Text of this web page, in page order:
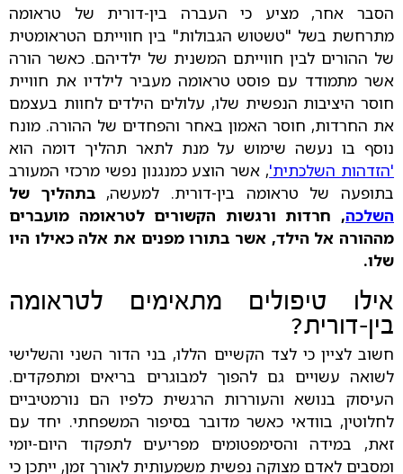
הסבר אחר, מציע כי העברה בין-דורית של טראומה
מתרחשת בשל "טשטוש הגבולות" בין חווייתם הטראומטית
של ההורים לבין חווייתם המשנית של ילדיהם. כאשר הורה
אשר מתמודד עם פוסט טראומה מעביר לילדיו את חוויית
חוסר היציבות הנפשית שלו, עלולים הילדים לחוות בעצמם
את החרדות, חוסר האמון באחר והפחדים של ההורה. מונח
נוסף בו נעשה שימוש על מנת לתאר תהליך דומה הוא
'הזדהות השלכתית', אשר הוצע כמנגנון נפשי מרכזי המעורב
בתופעה של טראומה בין-דורית. למעשה,בתהליך של
השלכה, חרדות ורגשות הקשורים לטראומה מועברים
מההורה אל הילד, אשר בתורו מפנים את אלה כאילו היו
שלו.
אילו טיפולים מתאימים לטראומה
בין-דורית?
חשוב לציין כי לצד הקשיים הללו, בני הדור השני והשלישי
לשואה עשויים גם להפוך למבוגרים בריאים ומתפקדים.
העיסוק בנושא והעוררות הרגשית כלפיו הם נורמטיביים
לחלוטין, בוודאי כאשר מדובר בסיפור המשפחתי. יחד עם
זאת, במידה והסימפטומים מפריעים לתפקוד היום-יומי
ומסבים לאדם מצוקה נפשית משמעותית לאורך זמן, ייתכן כי